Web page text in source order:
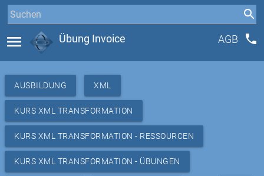
menu Übung Invoice AGB phone
AUSBILDUNG XML
KURS XML TRANSFORMATION
KURS XML TRANSFORMATION - RESSOURCEN
KURS XML TRANSFORMATION - ÜBUNGEN